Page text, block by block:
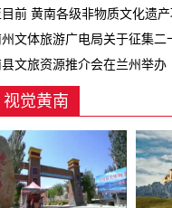
六届元旦环城赛激情开跑
前 黄南各级非物质文化遗
文体旅游广电局关于征集二
腐败问题线索的公告
文旅资源推介会在兰州举办
视觉黄南